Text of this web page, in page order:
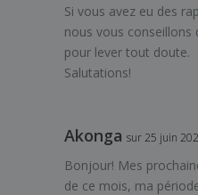
Si vous avez eu des
nous vous conseillons
pour lever tout doute.
Salutations!
Akonga sur 25 juin
Bonjour! Mes
de ce mois, ma